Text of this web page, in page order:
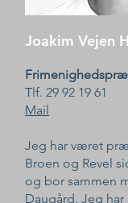
Joakim Vejen
Tlf. ‭29 92 19 61
Mail
Jeg har været
Broen og Revel
og bor sammen
Daugård. Jeg